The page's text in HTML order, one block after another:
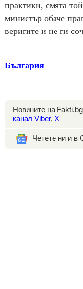
практики, смята
министър обаче
веригите и не ги
България
Новините на
канал Viber, X
Четете ни и в